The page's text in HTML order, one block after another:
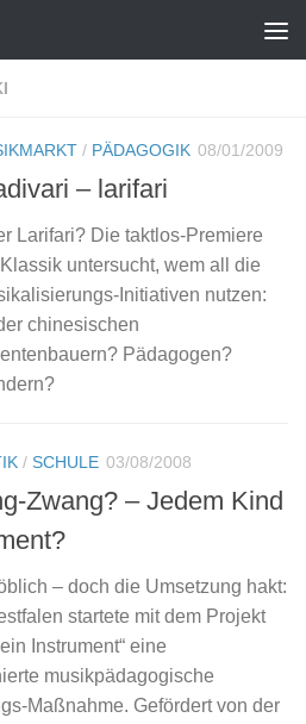
/ PÄDAGOGIK 08/01/2009
– larifari
Larifari? Die taktlos-Premiere
untersucht, wem all die
Initiativen nutzen:
chinesischen
Pädagogen?
/ SCHULE 03/08/2008
Zwang? – Jedem Kind
– doch die Umsetzung hakt:
startete mit dem Projekt
Instrument“ eine
musikpädagogische
Maßnahme. Gefördert von der